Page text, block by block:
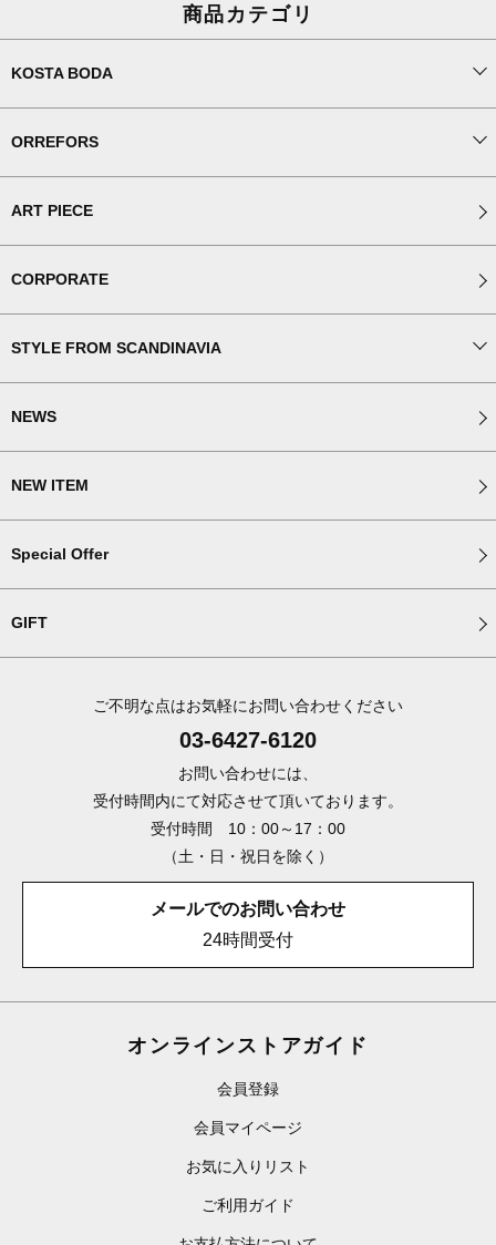
商品カテゴリ
KOSTA BODA
ORREFORS
ART PIECE
CORPORATE
STYLE FROM SCANDINAVIA
NEWS
NEW ITEM
Special Offer
GIFT
ご不明な点はお気軽にお問い合わせください
03-6427-6120
お問い合わせには、
受付時間内にて対応させて頂いております。
受付時間 10：00～17：00
（土・日・祝日を除く）
メールでのお問い合わせ
24時間受付
オンラインストアガイド
会員登録
会員マイページ
お気に入りリスト
ご利用ガイド